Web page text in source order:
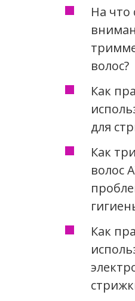
На что
волос?
Как
для
Как
волос
Как